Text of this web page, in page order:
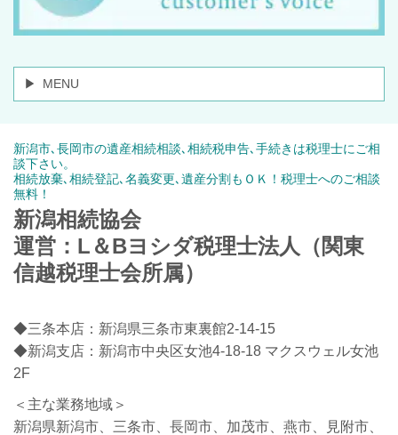
MENU
新潟市､長岡市の遺産相続相談､相続税申告､手続きは税理士にご相
談下さい。
相続放棄､相続登記､名義変更､遺産分割もＯＫ！税理士へのご相談
無料！
新潟相続協会
運営：L＆Bヨシダ税理士法人（関東
信越税理士会所属）
◆三条本店：新潟県三条市東裏館2-14-15
◆新潟支店：新潟市中央区女池4-18-18 マクスウェル女池
2F
＜主な業務地域＞
新潟県新潟市、三条市、長岡市、加茂市、燕市、見附市、